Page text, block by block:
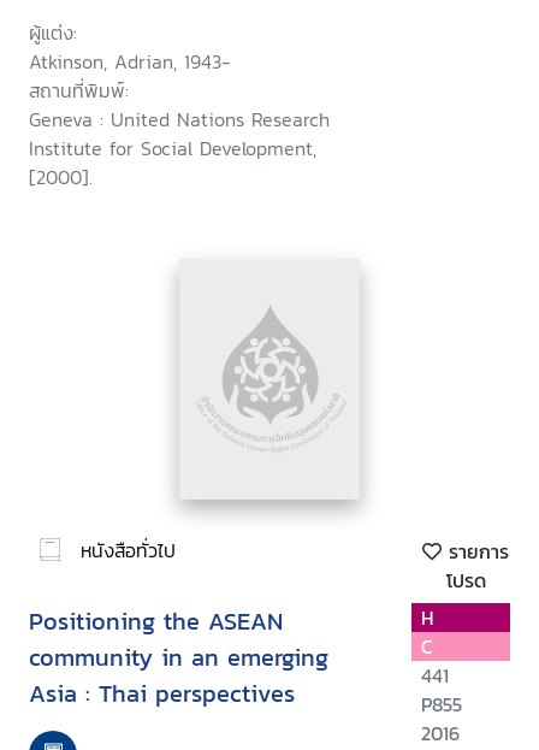
ผู้แต่ง:
Atkinson, Adrian, 1943-
สถานที่พิมพ์:
Geneva : United Nations Research
Institute for Social Development,
[2000].
หนังสือทั่วไป
รายการ
โปรด
Positioning the ASEAN
community in an emerging
Asia : Thai perspectives
H
C
441
P855
2016